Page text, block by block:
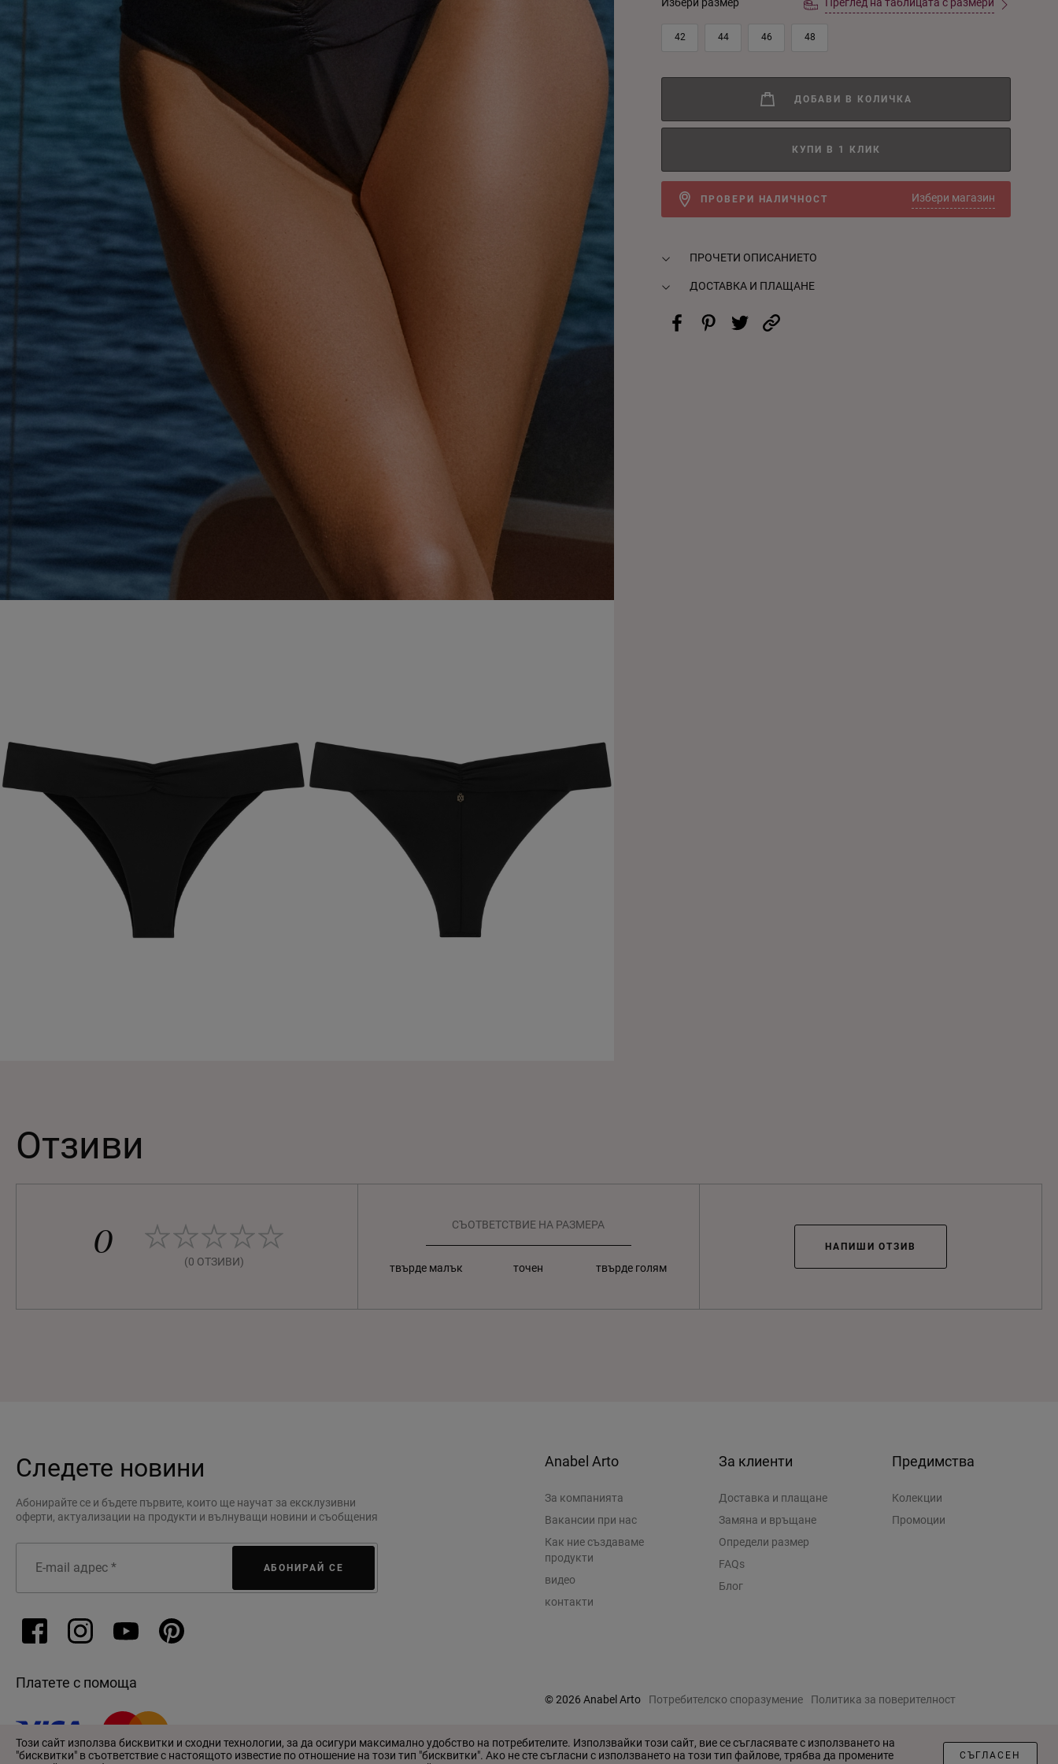
42 44 46 48
ДОБАВИ В КОЛИЧКА
КУПИ В 1 КЛИК
ПРОВЕРИ НАЛИЧНОСТ Избери магазин
ПРОЧЕТИ ОПИСАНИЕТО
ДОСТАВКА И ПЛАЩАНЕ
Отзиви
0
(0 ОТЗИВИ)
СЪОТВЕТСТВИЕ НА РАЗМЕРА
твърде малък точен твърде голям
НАПИШИ ОТЗИВ
Следете новини
Абонирайте се и бъдете първите, които ще научат за ексклузивни
оферти, актуализации на продукти и вълнуващи новини и съобщения
АБОНИРАЙ СЕ
Платете с помоща
Anabel Arto
За компанията
Вакансии при нас
Как ние създаваме
продукти
видео
контакти
За клиенти
Доставка и плащане
Замяна и връщане
Определи размер
FAQs
Блог
Предимства
Колекции
Промоции
© 2026 Anabel Arto Потребителско споразумение Политика за поверителност
Произведено вWezom
Този сайт използва бисквитки и сходни технологии, за да осигури максимално удобство на потребителите. Използвайки този сайт, вие се съгласявате с използването на
"бисквитки" в съответствие с настоящото известие по отношение на този тип "бисквитки". Ако не сте съгласни с използването на този тип файлове, трябва да промените
СЪГЛАСЕН